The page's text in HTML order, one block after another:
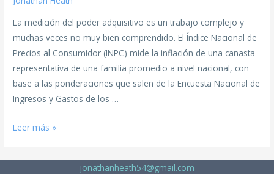
La medición del poder adquisitivo es un trabajo complejo y
muchas veces no muy bien comprendido. El Índice Nacional de
Precios al Consumidor (INPC) mide la inflación de una canasta
representativa de una familia promedio a nivel nacional, con
base a las ponderaciones que salen de la Encuesta Nacional de
Ingresos y Gastos de los …
Leer más »
jonathanheath54@gmail.com